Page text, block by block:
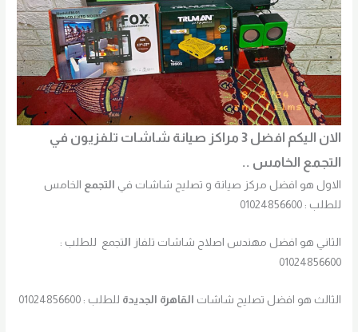
الان اليكم افضل 3 مراكز صيانة شاشات تلفزيون في
التجمع الخامس ..
الاول هو افضل مركز صيانة و تصليح شاشات في التجمع الخامس
للطلب : 01024856600
الثاني هو افضل مهندس اصلاح شاشات تلفاز التجمع للطلب :
01024856600
الثالث هو افضل تصليح شاشات القاهرة الجديدة للطلب : 01024856600